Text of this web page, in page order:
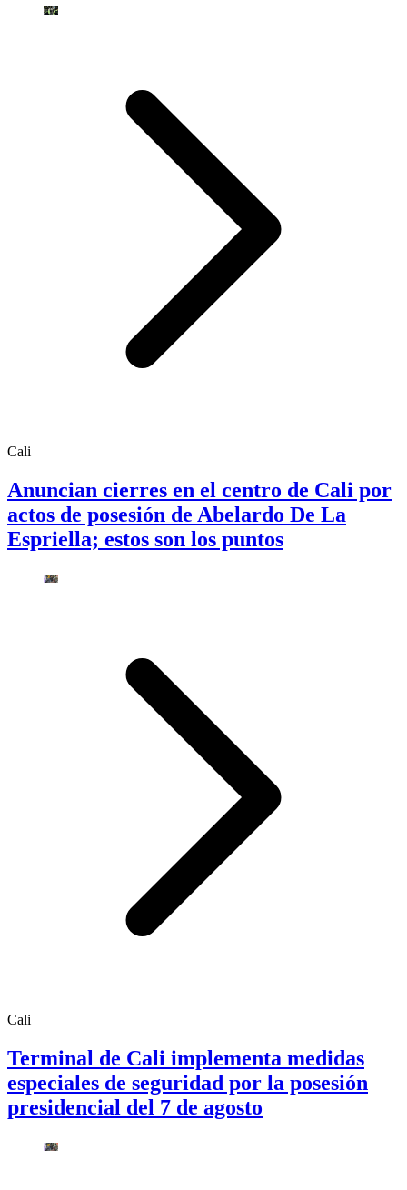
Cali
Anuncian cierres en el centro de Cali por
actos de posesión de Abelardo De La
Espriella; estos son los puntos
Cali
Terminal de Cali implementa medidas
especiales de seguridad por la posesión
presidencial del 7 de agosto